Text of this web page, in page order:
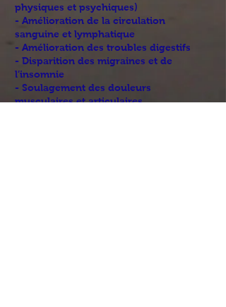
physiques et psychiques)
- Amélioration de la circulation
sanguine et lymphatique
- Amélioration des troubles digestifs
- Disparition des migraines et de
l’insomnie
- Soulagement des douleurs
musculaires et articulaires…